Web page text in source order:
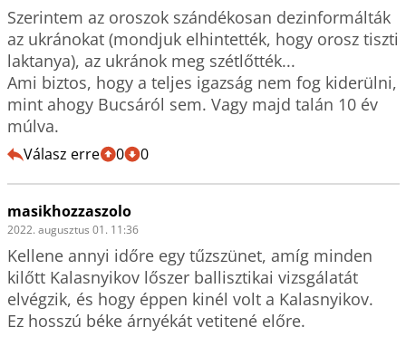
Szerintem az oroszok szándékosan dezinformálták
az ukránokat (mondjuk elhintették, hogy orosz tiszti
laktanya), az ukránok meg szétlőtték...
Ami biztos, hogy a teljes igazság nem fog kiderülni,
mint ahogy Bucsáról sem. Vagy majd talán 10 év
múlva.
Válasz erre 0 0
masikhozzaszolo
2022. augusztus 01. 11:36
Kellene annyi időre egy tűzszünet, amíg minden
kilőtt Kalasnyikov lőszer ballisztikai vizsgálatát
elvégzik, és hogy éppen kinél volt a Kalasnyikov.
Ez hosszú béke árnyékát vetitené előre.